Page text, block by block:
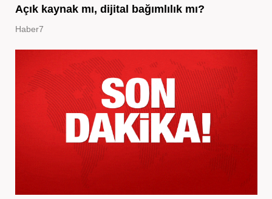
Açık kaynak mı, dijital bağımlılık mı?
Haber7